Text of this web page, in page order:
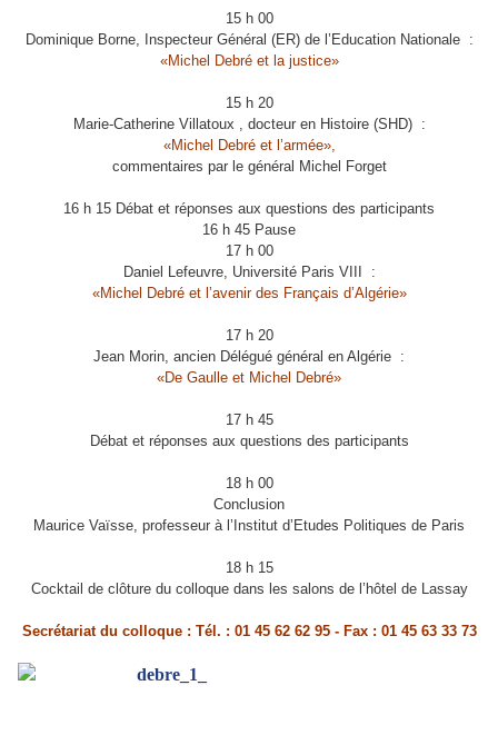
15 h 00
Dominique Borne, Inspecteur Général (ER) de l’Education Nationale :
«Michel Debré et la justice»
15 h 20
Marie-Catherine Villatoux , docteur en Histoire (SHD) :
«Michel Debré et l’armée»,
commentaires par le général Michel Forget
16 h 15 Débat et réponses aux questions des participants
16 h 45 Pause
17 h 00
Daniel Lefeuvre, Université Paris VIII :
«Michel Debré et l’avenir des Français d’Algérie»
17 h 20
Jean Morin, ancien Délégué général en Algérie :
«De Gaulle et Michel Debré»
17 h 45
Débat et réponses aux questions des participants
18 h 00
Conclusion
Maurice Vaïsse, professeur à l’Institut d’Etudes Politiques de Paris
18 h 15
Cocktail de clôture du colloque dans les salons de l’hôtel de Lassay
Secrétariat du colloque : Tél. : 01 45 62 62 95 - Fax : 01 45 63 33 73